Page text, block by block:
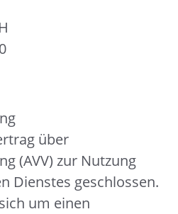
über
(AVV) zur Nutzung
Dienstes geschlossen.
um einen